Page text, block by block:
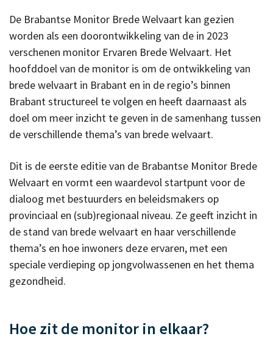
De Brabantse Monitor Brede Welvaart kan gezien
worden als een doorontwikkeling van de in 2023
verschenen monitor Ervaren Brede Welvaart. Het
hoofddoel van de monitor is om de ontwikkeling van
brede welvaart in Brabant en in de regio’s binnen
Brabant structureel te volgen en heeft daarnaast als
doel om meer inzicht te geven in de samenhang tussen
de verschillende thema’s van brede welvaart.
Dit is de eerste editie van de Brabantse Monitor Brede
Welvaart en vormt een waardevol startpunt voor de
dialoog met bestuurders en beleidsmakers op
provinciaal en (sub)regionaal niveau. Ze geeft inzicht in
de stand van brede welvaart en haar verschillende
thema’s en hoe inwoners deze ervaren, met een
speciale verdieping op jongvolwassenen en het thema
gezondheid.
Hoe zit de monitor in elkaar?